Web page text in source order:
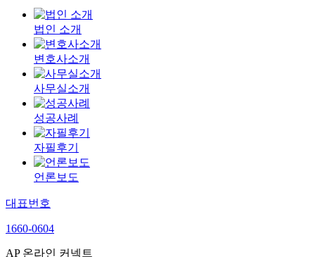
법인 소개
변호사소개
사무실소개
성공사례
자필후기
언론보도
대표번호
1660-0604
AP 온라인 커넥트